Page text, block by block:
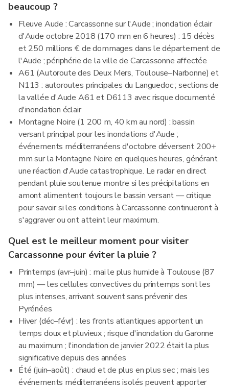
beaucoup ?
Fleuve Aude : Carcassonne sur l'Aude ; inondation éclair
d'Aude octobre 2018 (170 mm en 6 heures) : 15 décès
et 250 millions € de dommages dans le département de
l'Aude ; périphérie de la ville de Carcassonne affectée
A61 (Autoroute des Deux Mers, Toulouse–Narbonne) et
N113 : autoroutes principales du Languedoc ; sections de
la vallée d'Aude A61 et D6113 avec risque documenté
d'inondation éclair
Montagne Noire (1 200 m, 40 km au nord) : bassin
versant principal pour les inondations d'Aude ;
événements méditerranéens d'octobre déversent 200+
mm sur la Montagne Noire en quelques heures, générant
une réaction d'Aude catastrophique. Le radar en direct
pendant pluie soutenue montre si les précipitations en
amont alimentent toujours le bassin versant — critique
pour savoir si les conditions à Carcassonne continueront à
s'aggraver ou ont atteint leur maximum.
Quel est le meilleur moment pour visiter
Carcassonne pour éviter la pluie ?
Printemps (avr–juin) : mai le plus humide à Toulouse (87
mm) — les cellules convectives du printemps sont les
plus intenses, arrivant souvent sans prévenir des
Pyrénées
Hiver (déc–févr) : les fronts atlantiques apportent un
temps doux et pluvieux ; risque d'inondation du Garonne
au maximum ; l'inondation de janvier 2022 était la plus
significative depuis des années
Été (juin–août) : chaud et de plus en plus sec ; mais les
événements méditerranéens isolés peuvent apporter